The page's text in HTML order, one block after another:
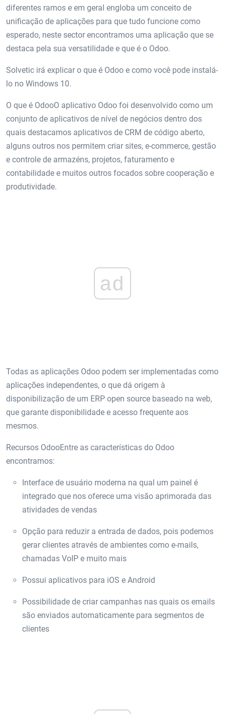
diferentes ramos e em geral engloba um conceito de
unificação de aplicações para que tudo funcione como
esperado, neste sector encontramos uma aplicação que se
destaca pela sua versatilidade e que é o Odoo.
Solvetic irá explicar o que é Odoo e como você pode instalá-
lo no Windows 10.
O que é OdooO aplicativo Odoo foi desenvolvido como um
conjunto de aplicativos de nível de negócios dentro dos
quais destacamos aplicativos de CRM de código aberto,
alguns outros nos permitem criar sites, e-commerce, gestão
e controle de armazéns, projetos, faturamento e
contabilidade e muitos outros focados sobre cooperação e
produtividade.
ad
Todas as aplicações Odoo podem ser implementadas como
aplicações independentes, o que dá origem à
disponibilização de um ERP open source baseado na web,
que garante disponibilidade e acesso frequente aos
mesmos.
Recursos OdooEntre as características do Odoo
encontramos:
Interface de usuário moderna na qual um painel é
integrado que nos oferece uma visão aprimorada das
atividades de vendas
Opção para reduzir a entrada de dados, pois podemos
gerar clientes através de ambientes como e-mails,
chamadas VoIP e muito mais
Possui aplicativos para iOS e Android
Possibilidade de criar campanhas nas quais os emails
são enviados automaticamente para segmentos de
clientes